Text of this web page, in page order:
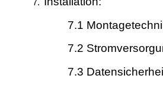
7.1
7.2
7.3